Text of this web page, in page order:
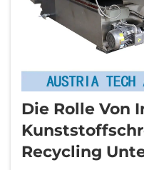
Die Rolle Von
Recycling